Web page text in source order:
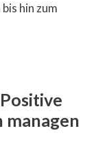
hin zum
managen